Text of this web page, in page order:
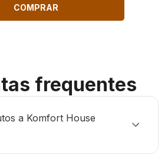
COMPRAR
frequentes
a Komfort House